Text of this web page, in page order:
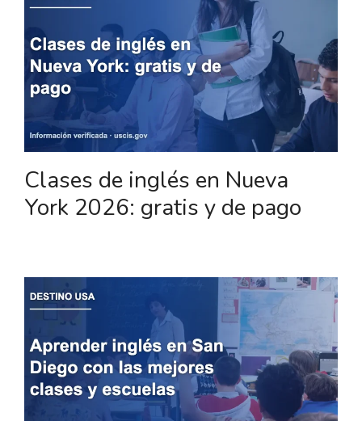
Clases de inglés en Nueva
York 2026: gratis y de pago